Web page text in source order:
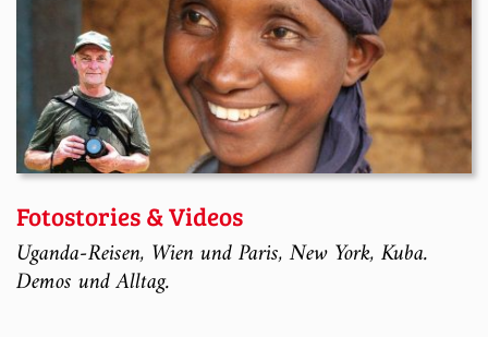
Fotostories & Videos
Uganda-Reisen, Wien und Paris, New York, Kuba.
Demos und Alltag.